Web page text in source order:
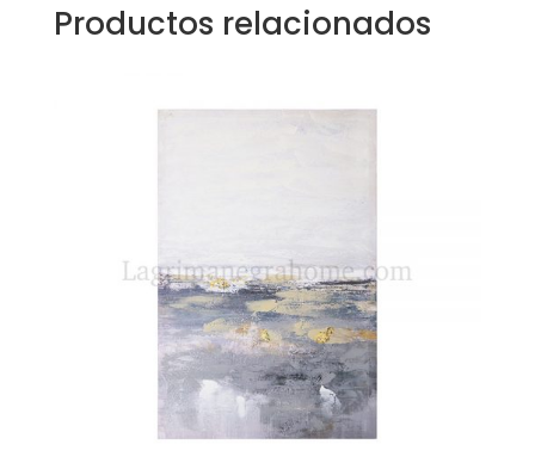
Productos relacionados